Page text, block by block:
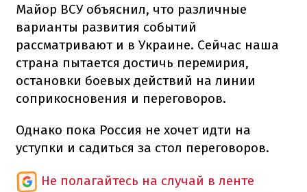
Майор ВСУ объяснил, что различные
варианты развития событий
рассматривают и в Украине. Сейчас наша
страна пытается достичь перемирия,
остановки боевых действий на линии
соприкосновения и переговоров.
Однако пока Россия не хочет идти на
уступки и садиться за стол переговоров.
Не полагайтесь на случай в ленте